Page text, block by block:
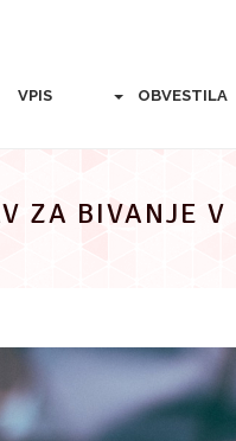
VPIS OBVESTILA
ZA BIVANJE V